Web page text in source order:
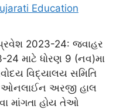
Education
2023-24: જવાહર
24 માટે ધોરણ 9 (નવ)મા
વિદ્યાલય સમિતિ
અરજી હાલ
માંગતા હોય તેઓ